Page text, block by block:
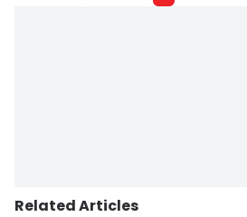
Related Articles